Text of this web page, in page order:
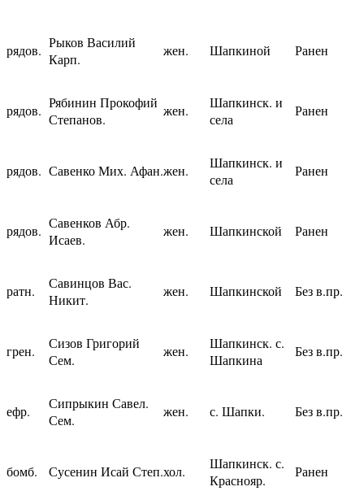
рядов. Рыков Василий
Карп.
жен. Шапкиной Ранен
рядов. Рябинин Прокофий
Степанов.
жен.
Шапкинск. и
села
Ранен
рядов. Савенко Мих. Афан.жен.
Шапкинск. и
села
Ранен
рядов. Савенков Абр.
Исаев.
жен. Шапкинской Ранен
ратн.
Савинцов Вас.
Никит.
жен. Шапкинской Без в.пр.
грен.
Сизов Григорий
Сем.
жен.
Шапкинск. с.
Шапкина
Без в.пр.
ефр.
Сипрыкин Савел.
Сем.
жен. с. Шапки. Без в.пр.
бомб. Сусенин Исай Степ.хол.
Шапкинск. с.
Краснояр.
Ранен